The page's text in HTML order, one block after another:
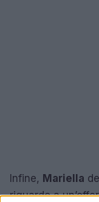
Infine, Mariella
riguardo a